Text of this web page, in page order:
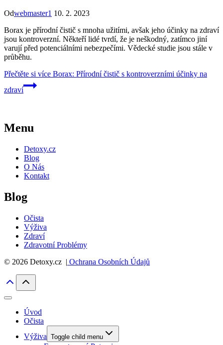
Odwebmaster1 10. 2. 2023
Borax je přírodní čistič s mnoha užitími, avšak jeho účinky na zdraví
jsou kontroverzní. Někteří lidé tvrdí, že je neškodný, zatímco jiní
varují před potenciálními nebezpečími. Vědecké studie jsou stále v
průběhu.
Přečtěte si více Borax: Přírodní čistič s kontroverzními účinky na
zdraví
Menu
Detoxy.cz
Blog
O Nás
Kontakt
Blog
Očista
Výživa
Zdraví
Zdravotní Problémy
© 2026 Detoxy.cz | Ochrana Osobních Údajů
Úvod
Očista
Výživa Toggle child menu